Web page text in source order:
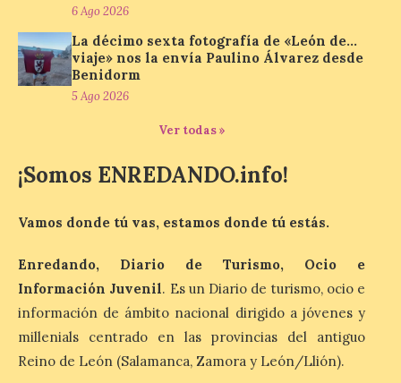
junto al control de firmas
Leaders Lounge, dos espacios exclusivos
para los ciclistas. El recorrido de La
Vuelta discurrirá junto a 17 […]
total del 12 de agosto.
Dónde alojarse y a qué
7 Ago 2026
León es la provincia más
económica (116€/noche),
pero también una de las
más agotadas: solo un 4%
de alojamientos libres.
Zamora, Palencia y Álava son las
provincias con menos margen: apenas un
6 Ago 2026
La décimo sexta fotografía de «León de…
viaje» nos la envía Paulino Álvarez desde
Benidorm
5 Ago 2026
Ver todas »
¡Somos ENREDANDO.info!
Vamos donde tú vas, estamos donde tú estás.
Enredando, Diario de Turismo, Ocio e
Información Juvenil. Es un Diario de turismo, ocio e
información de ámbito nacional dirigido a jóvenes y
millenials centrado en las provincias del antiguo
Reino de León (Salamanca, Zamora y León/Llión).